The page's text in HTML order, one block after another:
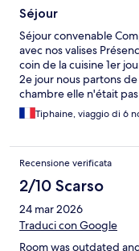
Séjour
Séjour convenable
avec nos valises
coin de la cuisine 1er
2e jour nous partons
chambre elle n'était
de ménage Enfin des
n'était pas refermé à
cuisson à induction
fourni n'était pas à
oreillers Télé connecté
Tiphaine, viaggio di 6
Recensione verificata
2/10 Scarso
24 mar 2026
Traduci con Google
Room was outdated